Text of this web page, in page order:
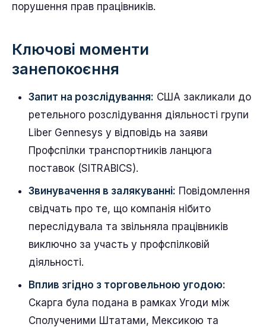
порушення прав працівників.
Ключові моменти
занепокоєння
Запит на розслідування: США закликали до
ретельного розслідування діяльності групи
Liber Gennesys у відповідь на заяви
Профспілки транспортників ланцюга
поставок (SITRABICS).
Звинувачення в залякуванні: Повідомлення
свідчать про те, що компанія нібито
переслідувала та звільняла працівників
виключно за участь у профспілковій
діяльності.
Вплив згідно з торговельною угодою:
Скарга була подана в рамках Угоди між
Сполученими Штатами, Мексикою та